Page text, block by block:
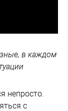
в каждом
непросто.
с